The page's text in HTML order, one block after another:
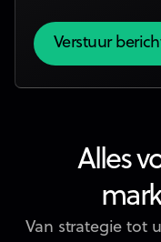
Alles
Van strategie tot